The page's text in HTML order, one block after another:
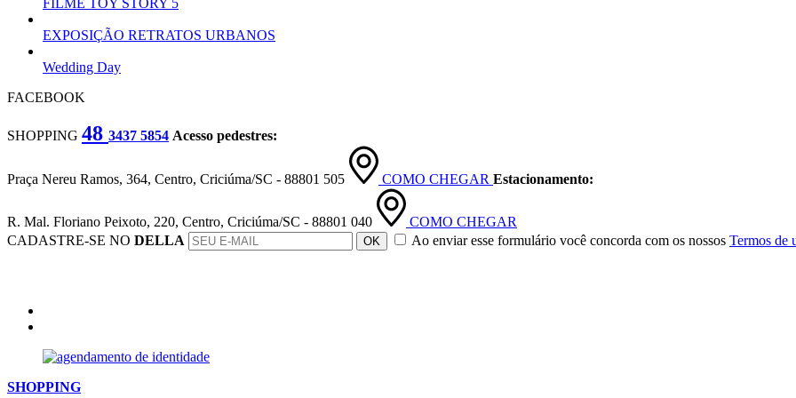
FILME TOY STORY 5
EXPOSIÇÃO RETRATOS URBANOS
Wedding Day
FACEBOOK
SHOPPING 48 3437 5854 Acesso pedestres:
Praça Nereu Ramos, 364, Centro, Criciúma/SC - 88801 505 COMO CHEGAR Estacionamento:
R. Mal. Floriano Peixoto, 220, Centro, Criciúma/SC - 88801 040
COMO CHEGAR
CADASTRE-SE NO DELLA OK Ao enviar esse formulário você concorda com os nossos Termos de
SHOPPING